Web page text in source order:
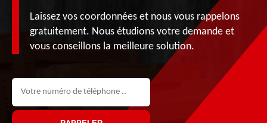
Laissez vos coordonnées et nous vous rappelons
gratuitement. Nous étudions votre demande et
vous conseillons la meilleure solution.